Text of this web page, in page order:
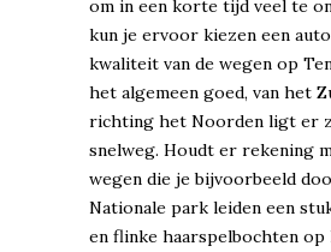
om in een korte tijd veel te
kun je ervoor kiezen een
kwaliteit van de wegen op
het algemeen goed, van het
richting het Noorden ligt er
snelweg. Houdt er rekening
wegen die je bijvoorbeeld
Nationale park leiden een
en flinke haarspelbochten